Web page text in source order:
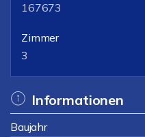
167673
Zimmer
3
Informationen
Baujahr